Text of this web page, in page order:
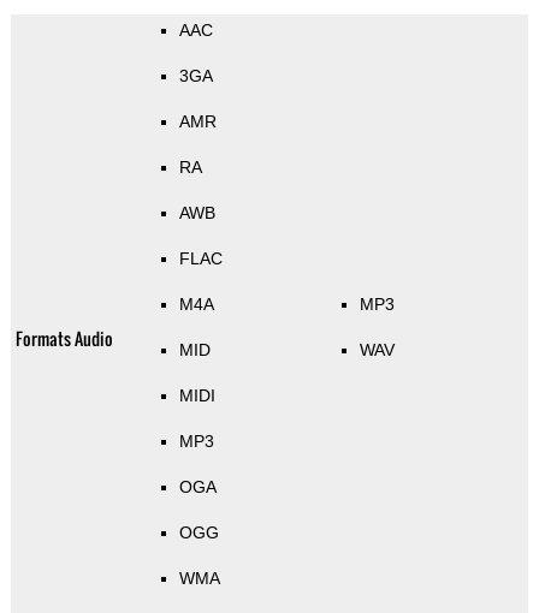
Formats Audio
AAC
3GA
AMR
RA
AWB
FLAC
M4A
MID
MIDI
MP3
OGA
OGG
WMA
MP3
WAV